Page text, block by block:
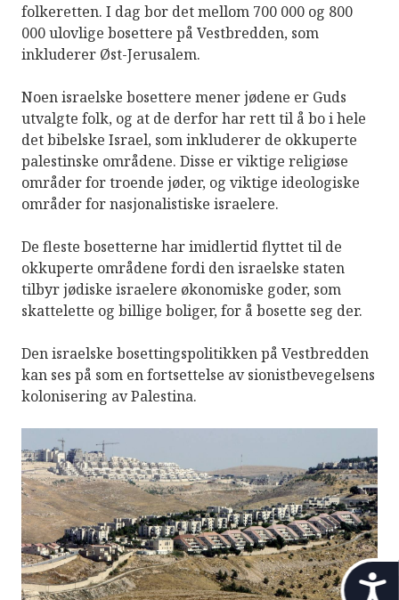
t
folkeretten. I dag bor det mellom 700 000 og 800
000 ulovlige bosettere på Vestbredden, som
inkluderer Øst-Jerusalem.
Noen israelske bosettere mener jødene er Guds
utvalgte folk, og at de derfor har rett til å bo i hele
det bibelske Israel, som inkluderer de okkuperte
palestinske områdene. Disse er viktige religiøse
områder for troende jøder, og viktige ideologiske
områder for nasjonalistiske israelere.
De fleste bosetterne har imidlertid flyttet til de
okkuperte områdene fordi den israelske staten
tilbyr jødiske israelere økonomiske goder, som
skattelette og billige boliger, for å bosette seg der.
Den israelske bosettingspolitikken på Vestbredden
kan ses på som en fortsettelse av sionistbevegelsens
kolonisering av Palestina.